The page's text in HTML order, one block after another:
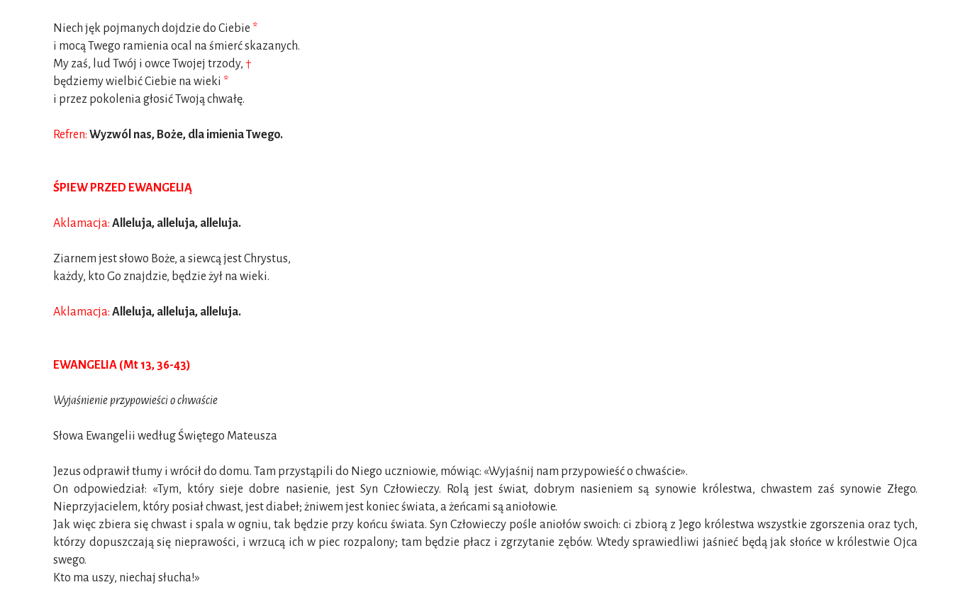
Niech jęk pojmanych dojdzie do Ciebie *
i mocą Twego ramienia ocal na śmierć skazanych.
My zaś, lud Twój i owce Twojej trzody, †
będziemy wielbić Ciebie na wieki *
i przez pokolenia głosić Twoją chwałę.
Refren: Wyzwól nas, Boże, dla imienia Twego.
ŚPIEW PRZED EWANGELIĄ
Aklamacja: Alleluja, alleluja, alleluja.
Ziarnem jest słowo Boże, a siewcą jest Chrystus,
każdy, kto Go znajdzie, będzie żył na wieki.
Aklamacja: Alleluja, alleluja, alleluja.
EWANGELIA (Mt 13, 36-43)
Wyjaśnienie przypowieści o chwaście
Słowa Ewangelii według Świętego Mateusza
Jezus odprawił tłumy i wrócił do domu. Tam przystąpili do Niego uczniowie, mówiąc: «Wyjaśnij nam przypowieść o chwaście».
On odpowiedział: «Tym, który sieje dobre nasienie, jest Syn Człowieczy. Rolą jest świat, dobrym nasieniem są synowie królestwa, chwastem zaś synowie Złego.
Nieprzyjacielem, który posiał chwast, jest diabeł; żniwem jest koniec świata, a żeńcami są aniołowie.
Jak więc zbiera się chwast i spala w ogniu, tak będzie przy końcu świata. Syn Człowieczy pośle aniołów swoich: ci zbiorą z Jego królestwa wszystkie zgorszenia oraz tych,
którzy dopuszczają się nieprawości, i wrzucą ich w piec rozpalony; tam będzie płacz i zgrzytanie zębów. Wtedy sprawiedliwi jaśnieć będą jak słońce w królestwie Ojca
swego.
Kto ma uszy, niechaj słucha!»